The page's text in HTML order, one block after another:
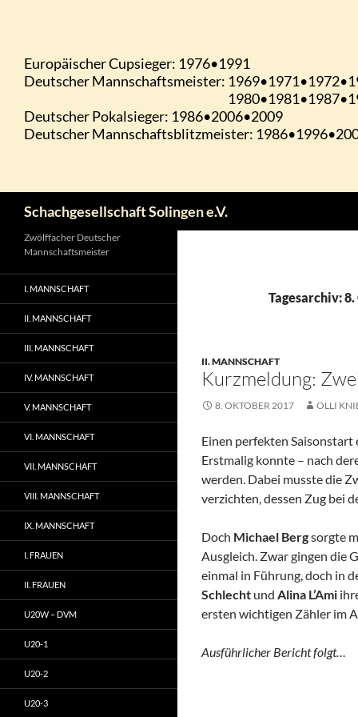
Schachgesellschaft Solingen e.V.
Tagesarchiv:
II. MANNSCHAFT
Kurzmeldung:
8. OKTOBER 2017 OLLI
Einen perfekten Saisonstart
Erstmalig konnte – nach
werden. Dabei musste die
verzichten, dessen Zug bei
Doch Michael Bergsorgte
Ausgleich. Zwar gingen die
einmal in Führung, doch in
Schlecht und Alina L’Ami
ersten wichtigen Zähler im
Ausführlicher Bericht folgt…
Zwölffacher Deutscher
Mannschaftsmeister
I. MANNSCHAFT
II. MANNSCHAFT
III. MANNSCHAFT
IV. MANNSCHAFT
V. MANNSCHAFT
VI. MANNSCHAFT
VII. MANNSCHAFT
VIII. MANNSCHAFT
IX. MANNSCHAFT
I. FRAUEN
II. FRAUEN
U20W – DVM
U20-1
U20-2
U20-3